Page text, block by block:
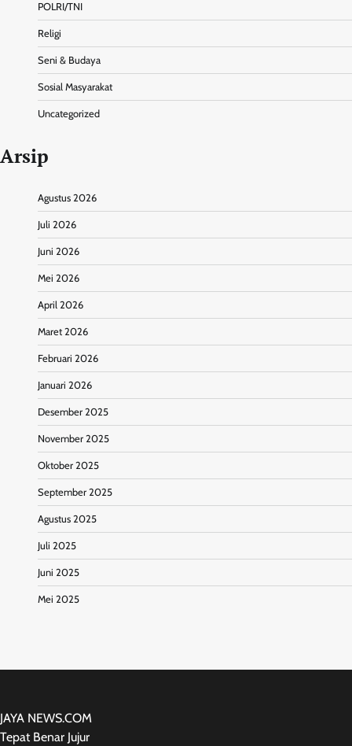
POLRI/TNI
Religi
Seni & Budaya
Sosial Masyarakat
Uncategorized
Arsip
Agustus 2026
Juli 2026
Juni 2026
Mei 2026
April 2026
Maret 2026
Februari 2026
Januari 2026
Desember 2025
November 2025
Oktober 2025
September 2025
Agustus 2025
Juli 2025
Juni 2025
Mei 2025
JAYA NEWS.COM
Tepat Benar Jujur